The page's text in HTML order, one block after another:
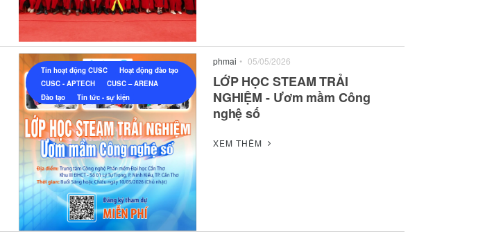
Tin hoạt động CUSC
Hoạt động đào tạo
CUSC - APTECH
CUSC – ARENA
Đào tạo
Tin tức - sự kiện
phmai • 05/05/2026
LỚP HỌC STEAM TRẢI
NGHIỆM - Ươm mầm Công
nghệ số
XEM THÊM